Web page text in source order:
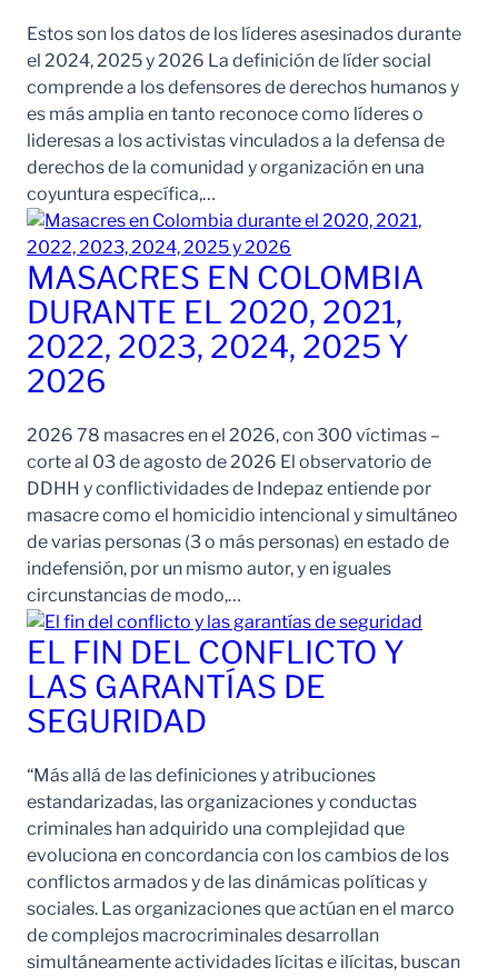
Estos son los datos de los líderes asesinados durante
el 2024, 2025 y 2026 La definición de líder social
comprende a los defensores de derechos humanos y
es más amplia en tanto reconoce como líderes o
lideresas a los activistas vinculados a la defensa de
derechos de la comunidad y organización en una
coyuntura específica,…
MASACRES EN COLOMBIA
DURANTE EL 2020, 2021,
2022, 2023, 2024, 2025 Y
2026
2026 78 masacres en el 2026, con 300 víctimas –
corte al 03 de agosto de 2026 El observatorio de
DDHH y conflictividades de Indepaz entiende por
masacre como el homicidio intencional y simultáneo
de varias personas (3 o más personas) en estado de
indefensión, por un mismo autor, y en iguales
circunstancias de modo,…
EL FIN DEL CONFLICTO Y
LAS GARANTÍAS DE
SEGURIDAD
“Más allá de las definiciones y atribuciones
estandarizadas, las organizaciones y conductas
criminales han adquirido una complejidad que
evoluciona en concordancia con los cambios de los
conflictos armados y de las dinámicas políticas y
sociales. Las organizaciones que actúan en el marco
de complejos macrocriminales desarrollan
simultáneamente actividades lícitas e ilícitas, buscan